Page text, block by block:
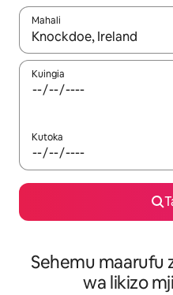
Mahali
Wakati matokeo
Kuingia
Kutoka
Sehemu maarufu
wa likizo